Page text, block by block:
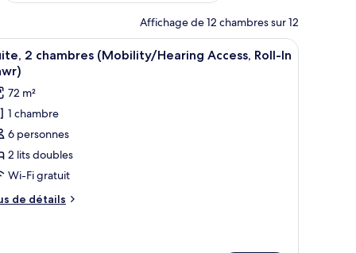
Affichage de 12 chambres sur 12
une chaise, une lampe et des tableaux encadrés au mur.
:
Une chambre d’hôtel comprenant un lit, un
8
2 chambres (Mobility/Hearing Access, Roll-In
72 m²
1 chambre
6 personnes
2 lits doubles
Wi-Fi gratuit
de détails